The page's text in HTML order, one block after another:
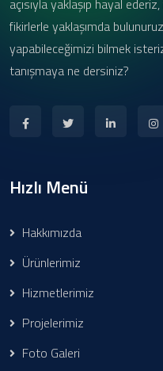
açısıyla yaklaşıp hayal
fikirlerle yaklaşımda
yapabileceğimizi bilmek
tanışmaya ne dersiniz?
Hızlı Menü
Hakkımızda
Ürünlerimiz
Hizmetlerimiz
Projelerimiz
Foto Galeri